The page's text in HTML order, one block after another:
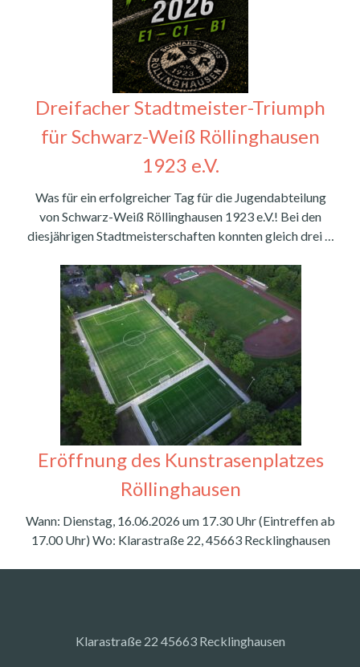
Dreifacher Stadtmeister-Triumph
für Schwarz-Weiß Röllinghausen
1923 e.V.
Was für ein erfolgreicher Tag für die Jugendabteilung
von Schwarz-Weiß Röllinghausen 1923 e.V.! Bei den
diesjährigen Stadtmeisterschaften konnten gleich drei …
Eröffnung des Kunstrasenplatzes
Röllinghausen
Wann: Dienstag, 16.06.2026 um 17.30 Uhr (Eintreffen ab
17.00 Uhr) Wo: Klarastraße 22, 45663 Recklinghausen
Klarastraße 22 45663 Recklinghausen